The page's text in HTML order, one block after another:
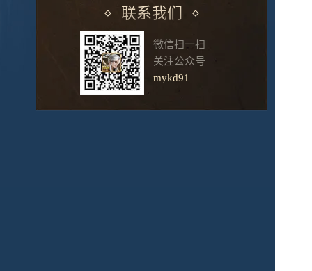
联系我们
微信扫一扫
关注公众号
mykd91